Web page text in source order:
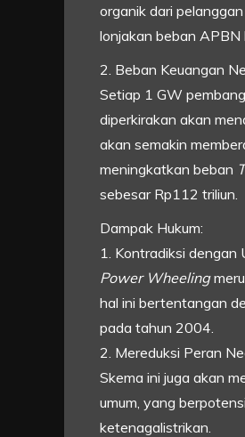
organik dari
lonjakan beban APBN
2. Beban Keuangan
Setiap 1 GW
diperkirakan akan
akan semakin
meningkatkan beban
sebesar Rp112 triliun.
Dampak Hukum:
1. Kontradiksi
Power Wheeling
hal ini bertentangan
pada tahun 2004.
2. Mereduksi Peran
Skema ini juga akan
umum, yang
ketenagalistrikan.